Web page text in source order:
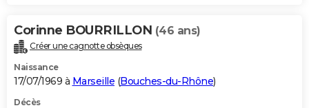
Corinne BOURRILLON (46 ans)
Créer une cagnotte obsèques
Naissance
17/07/1969 à Marseille (Bouches-du-Rhône)
Décès